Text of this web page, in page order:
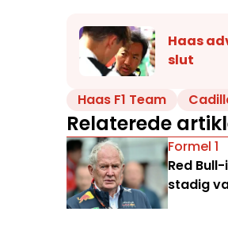
Haas
slut
Haas F1 Team
Relaterede
Formel 1
Red
stadig